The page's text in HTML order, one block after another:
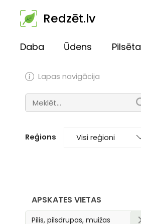
Redzēt.lv
Daba Ūdens Pilsēta
Lapas navigācija
Reģions
APSKATES VIETAS
Pilis, pilsdrupas, muižas